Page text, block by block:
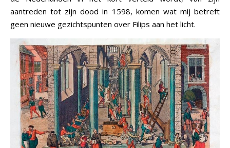
aantreden tot zijn dood in 1598, komen wat mij betreft
geen nieuwe gezichtspunten over Filips aan het licht.